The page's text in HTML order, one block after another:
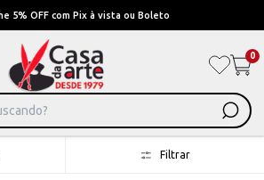
Pague em Até 6x sem juros ou ate 12x com juros
0
Filtrar